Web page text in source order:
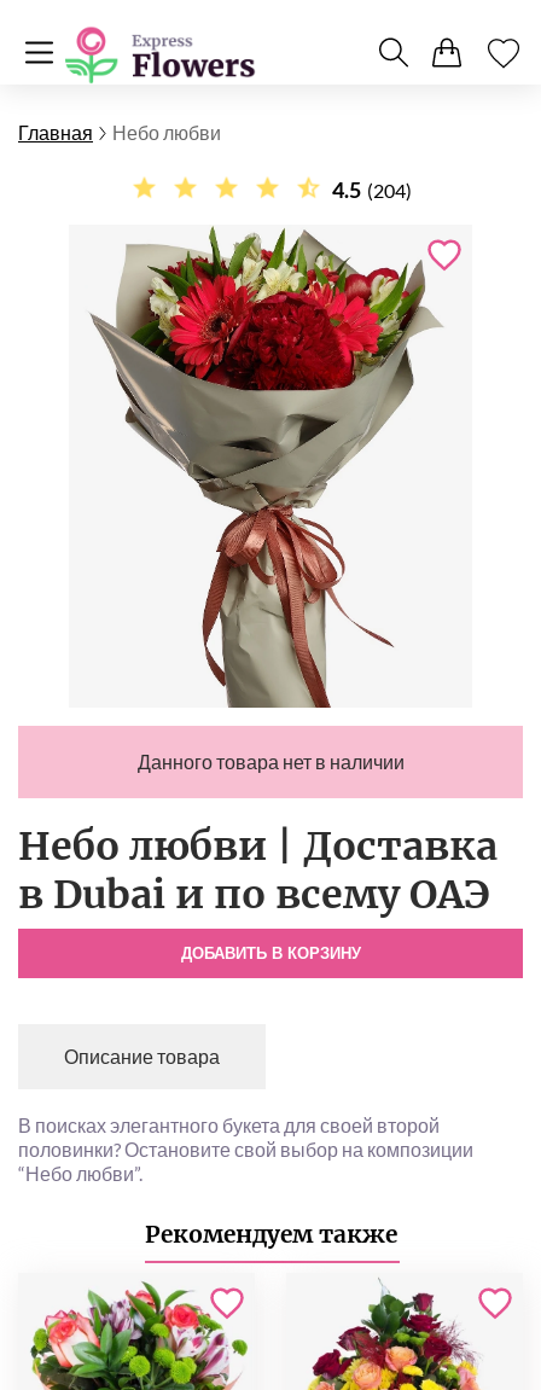
Главная Небо любви
4.5 (204)
Данного товара нет в наличии
Небо любви | Доставка
в Dubai и по всему ОАЭ
ДОБАВИТЬ В КОРЗИНУ
Описание товара
В поисках элегантного букета для своей второй
половинки? Остановите свой выбор на композиции
“Небо любви”.
Рекомендуем также